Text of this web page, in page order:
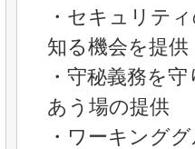
・セキュリテ
知る機会を提供
・守秘義務を
あう場の提供
・ワーキング